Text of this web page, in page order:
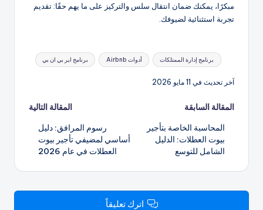
مبكرًا، يمكنك ضمان انتقال سلس والتركيز على ما يهم حقًا: تقديم
تجربة استثنائية لضيوفك.
العلامات: برنامج اير بي ان بي أدوات Airbnb برنامج إدارة الممتلكات
آخر تحديث في 11 مايو 2026
تصفّح
المقالات
المقالة السابقة
المحاسبة الخاصة بتأجير
بيوت العطلات: الدليل
الشامل للتوسع
المقالة التالية
رسوم المرافق: دليل
أساسي لمضيفي تأجير بيوت
العطلات في عام 2026
اترك تعليقاً